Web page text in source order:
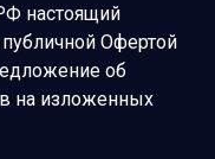
настоящий
Офертой
об
на изложенных